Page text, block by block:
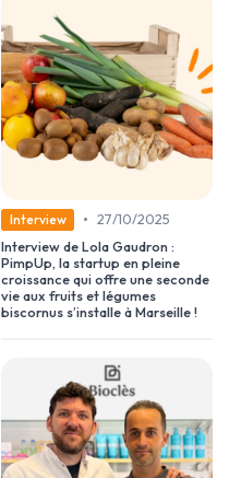
Interview • 27/10/2025
Interview de Lola Gaudron :
PimpUp, la startup en pleine
croissance qui offre une seconde
vie aux fruits et légumes
biscornus s’installe à Marseille !